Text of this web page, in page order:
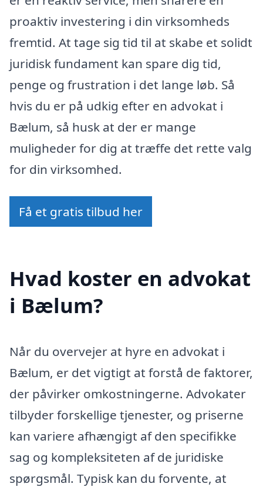
proaktiv investering i din virksomheds
fremtid. At tage sig tid til at skabe et solidt
juridisk fundament kan spare dig tid,
penge og frustration i det lange løb. Så
hvis du er på udkig efter en advokat i
Bælum, så husk at der er mange
muligheder for dig at træffe det rette valg
for din virksomhed.
Få et gratis tilbud her
Hvad koster en advokat
i Bælum?
Når du overvejer at hyre en advokat i
Bælum, er det vigtigt at forstå de faktorer,
der påvirker omkostningerne. Advokater
tilbyder forskellige tjenester, og priserne
kan variere afhængigt af den specifikke
sag og kompleksiteten af de juridiske
spørgsmål. Typisk kan du forvente, at